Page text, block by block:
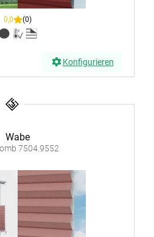
0,0 (0)
Konfigurieren
Wabe
7504.9552